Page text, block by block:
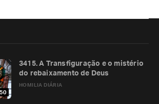
HOMILIA DIÁRIA
3415. A Transfiguração e o mistério
do rebaixamento de Deus